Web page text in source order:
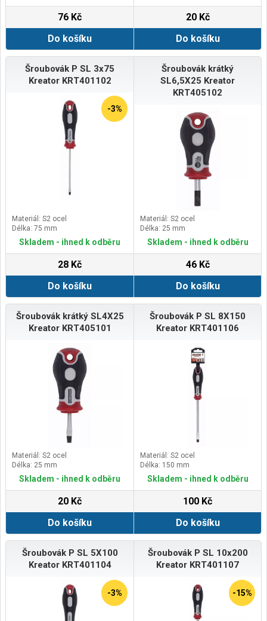
76 Kč
Do košíku
20 Kč
Do košíku
Šroubovák P SL 3x75
Kreator KRT401102
-3%
Materiál: S2 ocel
Délka: 75 mm
Skladem - ihned k odběru
28 Kč
Do košíku
Šroubovák krátký
SL6,5X25 Kreator
KRT405102
Materiál: S2 ocel
Délka: 25 mm
Skladem - ihned k odběru
46 Kč
Do košíku
Šroubovák krátký SL4X25
Kreator KRT405101
Materiál: S2 ocel
Délka: 25 mm
Skladem - ihned k odběru
20 Kč
Do košíku
Šroubovák P SL 8X150
Kreator KRT401106
Materiál: S2 ocel
Délka: 150 mm
Skladem - ihned k odběru
100 Kč
Do košíku
Šroubovák P SL 5X100
Kreator KRT401104
-3%
Šroubovák P SL 10x200
Kreator KRT401107
-15%